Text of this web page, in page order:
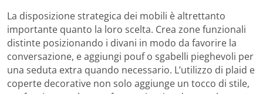
La disposizione strategica dei mobili è altrettanto
importante quanto la loro scelta. Crea zone funzionali
distinte posizionando i divani in modo da favorire la
conversazione, e aggiungi pouf o sgabelli pieghevoli per
una seduta extra quando necessario. L’utilizzo di plaid e
coperte decorative non solo aggiunge un tocco di stile,